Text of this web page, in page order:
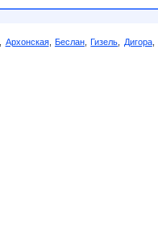
Архонская, Беслан,Гизель Дигора,